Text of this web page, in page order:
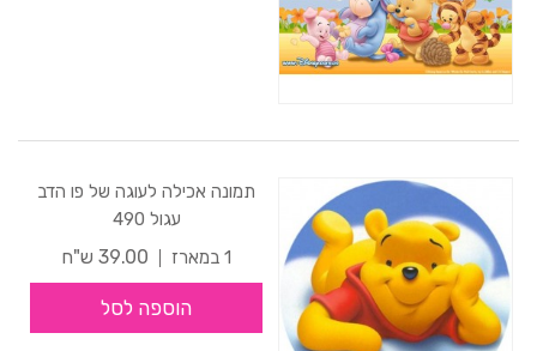
תמונה אכילה לעוגה של פו הדב
עגול 490
1 במארז
39.00 ש"ח
הוספה לסל